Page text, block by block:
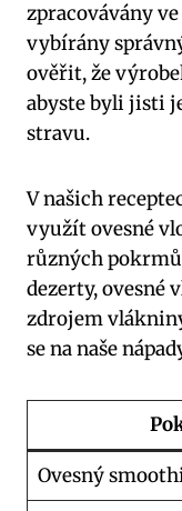
zpracovávány
vybírány
ověřit, že
abyste byli jisti
stravu.
V našich
využít ovesné
různých
dezerty, ovesné
zdrojem
se na naše
Ovesný